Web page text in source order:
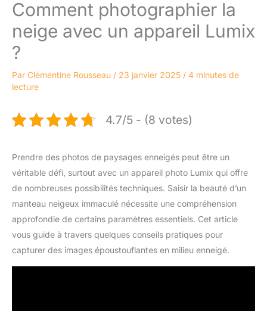
Comment photographier la
neige avec un appareil Lumix
?
Par Clémentine Rousseau / 23 janvier 2025 / 4 minutes de
lecture
4.7/5 - (8 votes)
Prendre des photos de paysages enneigés peut être un
véritable défi, surtout avec un appareil photo Lumix qui offre
de nombreuses possibilités techniques. Saisir la beauté d’un
manteau neigeux immaculé nécessite une compréhension
approfondie de certains paramètres essentiels. Cet article
vous guide à travers quelques conseils pratiques pour
capturer des images époustouflantes en milieu enneigé.